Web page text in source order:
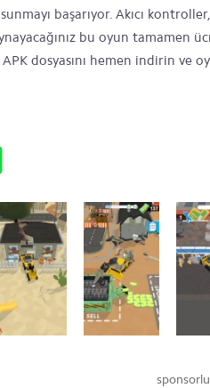
başarıyor. Akıcı
bu oyun tamamen
dosyasını hemen indirin ve